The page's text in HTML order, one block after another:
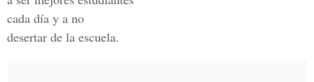
cada día y a no
desertar de la escuela.